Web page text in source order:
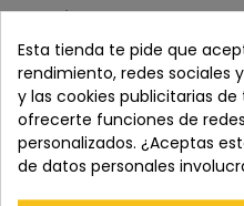
Paga con
seguro.
Esta tienda te pide que
rendimiento, redes sociales
y las cookies publicitarias
ofrecerte funciones de
personalizados. ¿Aceptas
de datos personales